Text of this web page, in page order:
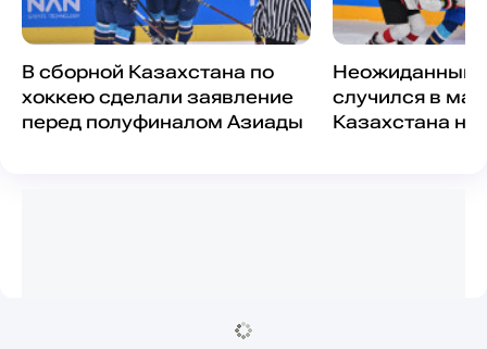
В сборной Казахстана по
хоккею сделали заявление
перед полуфиналом Азиады
Неожиданный
случился в
Казахстана на